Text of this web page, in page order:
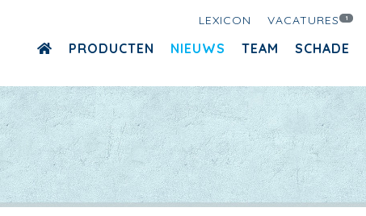
LEXICON VACATURES 1
PRODUCTEN NIEUWS TEAM SCHADE